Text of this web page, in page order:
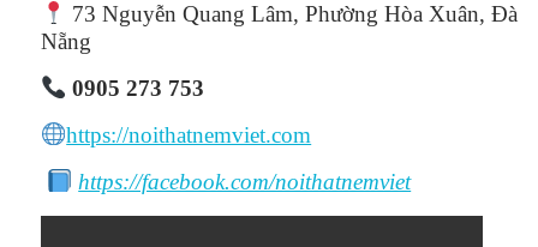
73 Nguyễn Quang Lâm, Phường Hòa Xuân, Đà
Nẵng
0905 273 753
https://noithatnemviet.com
https://facebook.com/noithatnemviet